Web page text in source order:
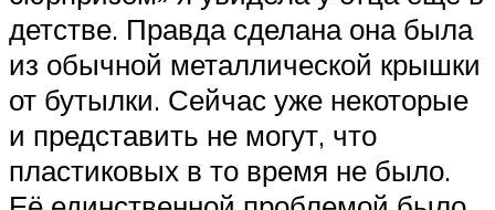
детстве. Правда сделана она была
из обычной металлической крышки
от бутылки. Сейчас уже некоторые
и представить не могут, что
пластиковых в то время не было.